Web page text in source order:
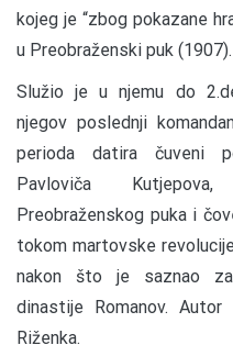
kojeg je “zbog pokazane
u Preobraženski puk (1907).
Služio je u njemu do
njegov poslednji
perioda datira čuveni
Pavloviča
Preobraženskog puka i
tokom martovske
nakon što je saznao za
dinastije Romanov. Autor
Riženka.